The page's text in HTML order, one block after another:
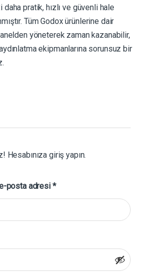
pratik, hızlı ve güvenli hale
Tüm Godox ürünlerine dair
yöneterek zaman kazanabilir,
ekipmanlarına sorunsuz bir
Hesabınıza giriş yapın.
e-posta adresi *Gerekli